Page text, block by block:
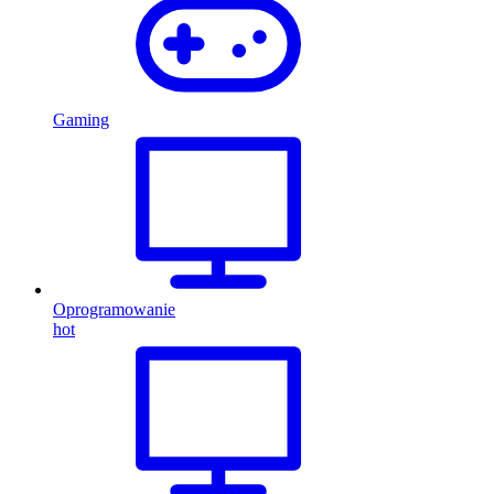
Gaming
Oprogramowanie
hot